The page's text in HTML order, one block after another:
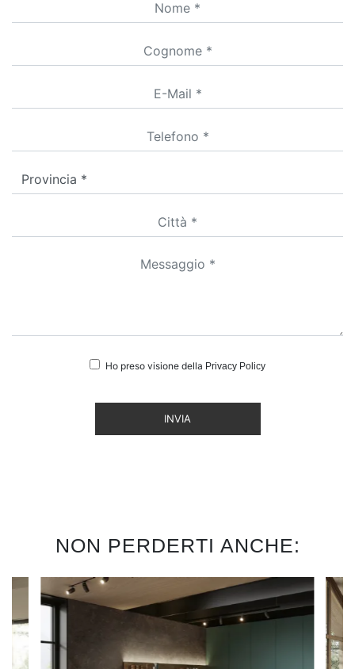
Ho preso visione della Privacy Policy
INVIA
NON PERDERTI ANCHE: